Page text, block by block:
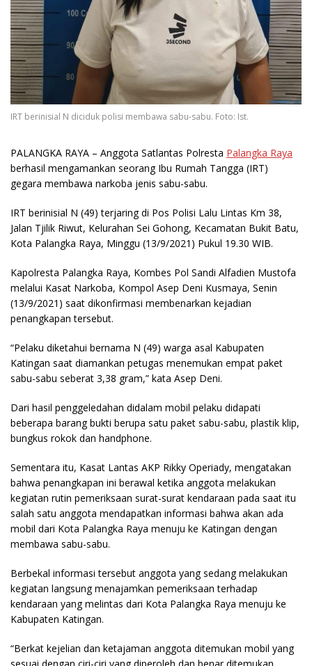
IRT berinisial N diciduk polisi membawa sabu-sabu. Foto: Ist.
PALANGKA RAYA – Anggota Satlantas Polresta Palangka Raya
berhasil mengamankan seorang Ibu Rumah Tangga (IRT)
gegara membawa narkoba jenis sabu-sabu.
IRT berinisial N (49) terjaring di Pos Polisi Lalu Lintas Km 38,
Jalan Tjilik Riwut, Kelurahan Sei Gohong, Kecamatan Bukit Batu,
Kota Palangka Raya, Minggu (13/9/2021) Pukul 19.30 WIB.
Kapolresta Palangka Raya, Kombes Pol Sandi Alfadien Mustofa
melalui Kasat Narkoba, Kompol Asep Deni Kusmaya, Senin
(13/9/2021) saat dikonfirmasi membenarkan kejadian
penangkapan tersebut.
“Pelaku diketahui bernama N (49) warga asal Kabupaten
Katingan saat diamankan petugas menemukan empat paket
sabu-sabu seberat 3,38 gram,” kata Asep Deni.
Dari hasil penggeledahan didalam mobil pelaku didapati
beberapa barang bukti berupa satu paket sabu-sabu, plastik klip,
bungkus rokok dan handphone.
Sementara itu, Kasat Lantas AKP Rikky Operiady, mengatakan
bahwa penangkapan ini berawal ketika anggota melakukan
kegiatan rutin pemeriksaan surat-surat kendaraan pada saat itu
salah satu anggota mendapatkan informasi bahwa akan ada
mobil dari Kota Palangka Raya menuju ke Katingan dengan
membawa sabu-sabu.
Berbekal informasi tersebut anggota yang sedang melakukan
kegiatan langsung menajamkan pemeriksaan terhadap
kendaraan yang melintas dari Kota Palangka Raya menuju ke
Kabupaten Katingan.
“Berkat kejelian dan ketajaman anggota ditemukan mobil yang